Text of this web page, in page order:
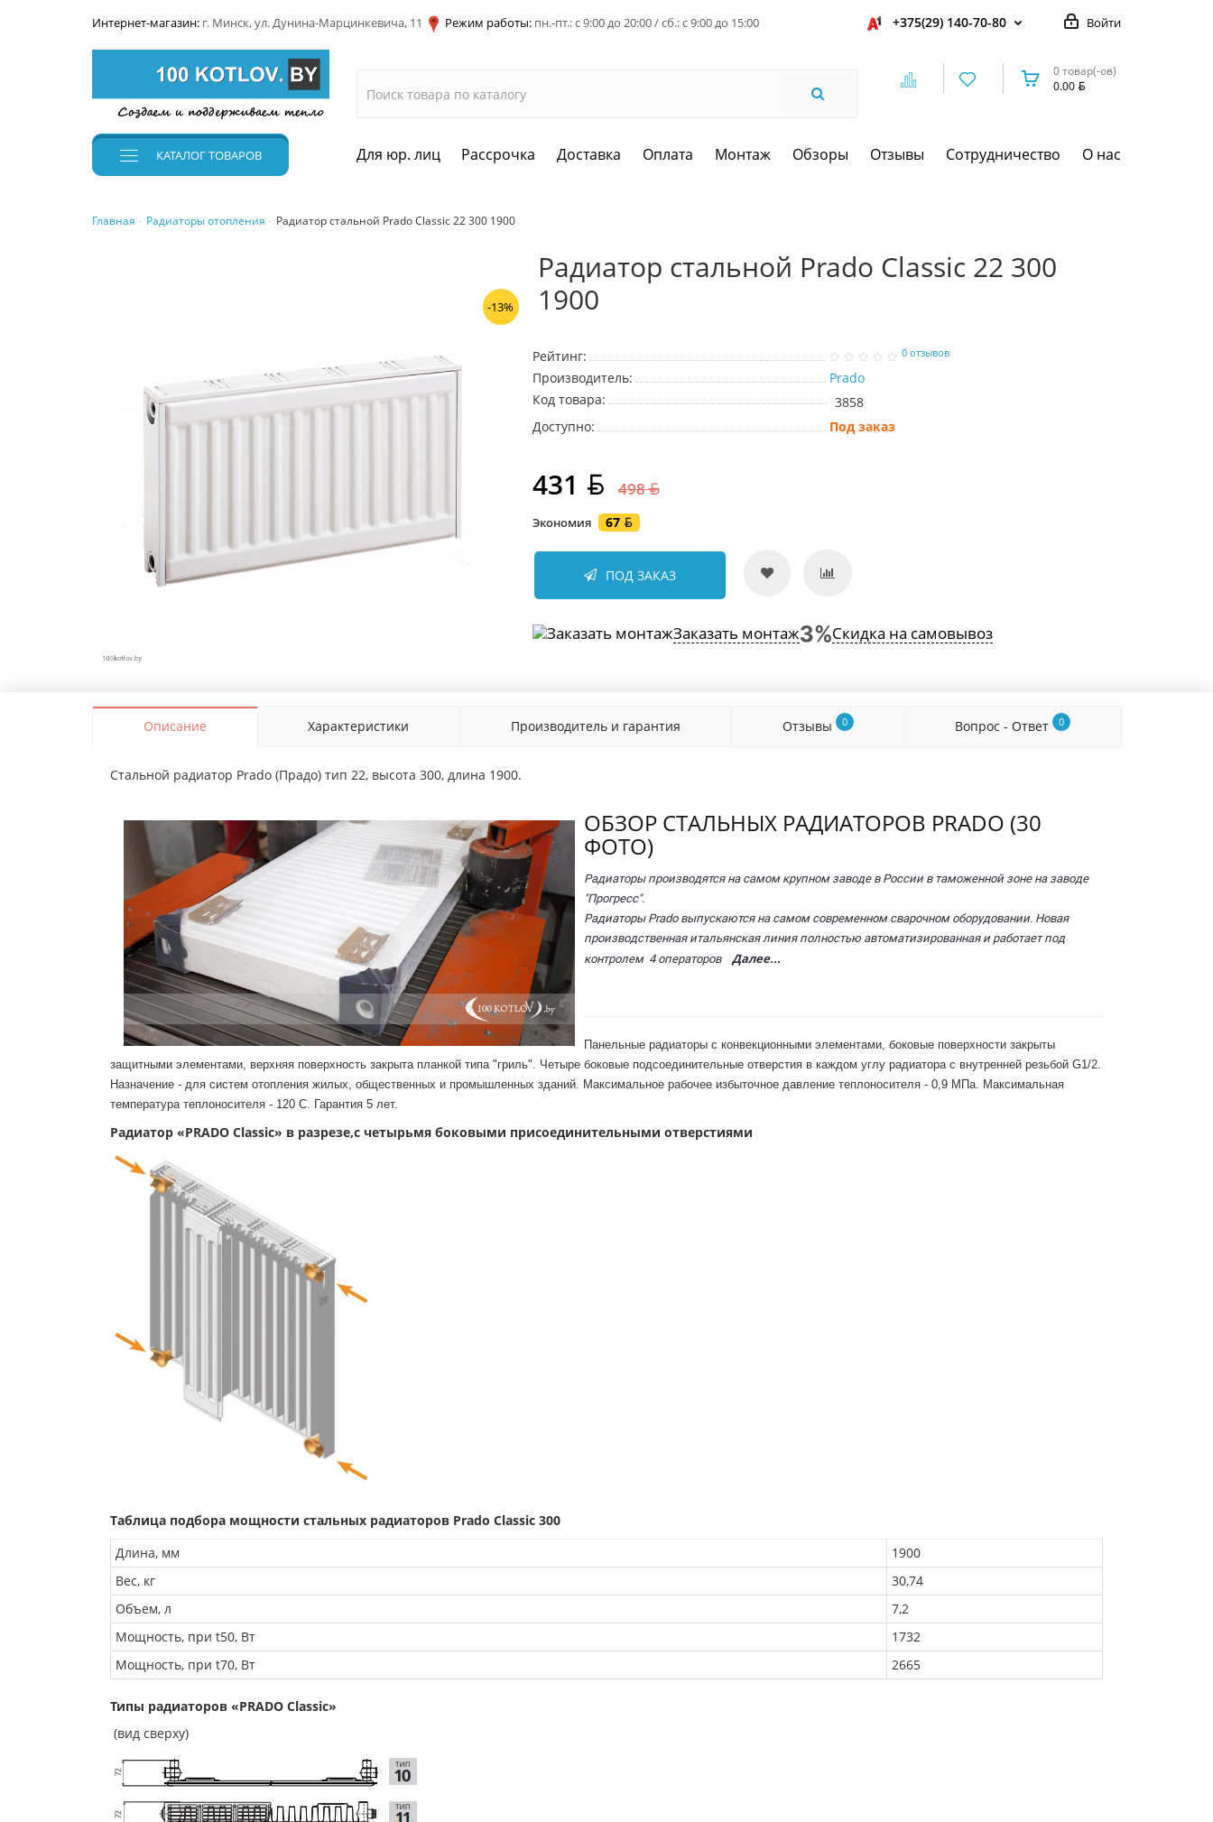
Интернет-магазин: г. Минск, ул. Дунина-Марцинкевича, 11 Режим работы: пн.-пт.: с 9:00 до 20:00 / сб.: с 9:00 до 15:00 Войти
+375(29) 140-70-80
0 товар(-ов)
0.00
КАТАЛОГТОВАРОВ Для юр. лиц Рассрочка Доставка Оплата Монтаж Обзоры Отзывы Сотрудничество О нас
Главная Радиаторы отопления Радиатор стальной Prado Classic 22 300 1900
-13%
Радиатор стальной Prado Classic 22 300
1900
Рейтинг: 0 отзывов
Производитель:
Prado
Код товара:
3858
Доступно:
Под заказ
431 498
Экономия 67
ПОД ЗАКАЗ
Заказать монтаж Скидка на самовывоз
Описание Характеристики Производитель и гарантия Отзывы 0 Вопрос - Ответ 0
Стальной радиатор Prado (Прадо) тип 22, высота 300, длина 1900.
ОБЗОР СТАЛЬНЫХ РАДИАТОРОВ PRADO (30
ФОТО)
Радиаторы производятся на самом крупном заводе в России в таможенной зоне на заводе
"Прогресс".
Радиаторы Prado выпускаются на самом современном сварочном оборудовании. Новая
производственная итальянская линия полностью автоматизированная и работает под
контролем 4 операторов Далее...
Панельные радиаторы с конвекционными элементами, боковые поверхности закрыты
защитными элементами, верхняя поверхность закрыта планкой типа "гриль". Четыре боковые подсоединительные отверстия в каждом углу радиатора с внутренней резьбой G1/2.
Назначение - для систем отопления жилых, общественных и промышленных зданий. Максимальное рабочее избыточное давление теплоносителя - 0,9 МПа. Максимальная
температура теплоносителя - 120 С. Гарантия 5 лет.
Радиатор «PRADO Classic» в разрезе,с четырьмя боковыми присоединительными отверстиями
Таблица подбора мощности стальных радиаторов Prado Classic 300
Длина, мм
1900
Вес, кг
30,74
Объем, л
7,2
Мощность, при t50, Вт
1732
Мощность, при t70, Вт
2665
Типы радиаторов «PRADO Classic»
(вид сверху)